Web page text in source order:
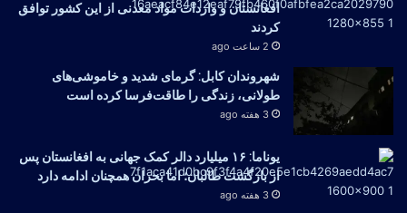
افغانستان و واردات مواد معدنی از این کشور توافق
کردند
2 ساعت ago
شهروندان کابل: گرمای شدید و خاموشی‌های
طولانی، زندگی را طاقت‌فرسا کرده است
3 هفته ago
یوناما: ۱۶ میلیارد دالر کمک جهانی به افغانستان پس
از بازگشت طالبان؛ اما بحران همچنان ادامه دارد
3 هفته ago